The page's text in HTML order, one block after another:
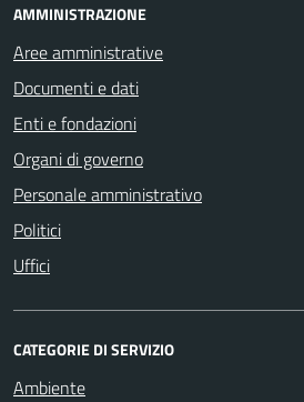
AMMINISTRAZIONE
Aree amministrative
Documenti e dati
Enti e fondazioni
Organi di governo
Personale amministrativo
Politici
Uffici
CATEGORIE DI SERVIZIO
Ambiente